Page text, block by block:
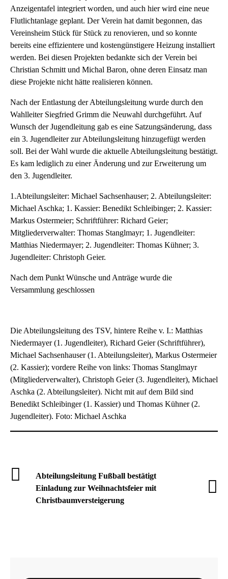
Anzeigentafel integriert worden, und auch hier wird eine neue
Flutlichtanlage geplant. Der Verein hat damit begonnen, das
Vereinsheim Stück für Stück zu renovieren, und so konnte
bereits eine effizientere und kostengünstigere Heizung installiert
werden. Bei diesen Projekten bedankte sich der Verein bei
Christian Schmitt und Michal Baron, ohne deren Einsatz man
diese Projekte nicht hätte realisieren können.
Nach der Entlastung der Abteilungsleitung wurde durch den
Wahlleiter Siegfried Grimm die Neuwahl durchgeführt. Auf
Wunsch der Jugendleitung gab es eine Satzungsänderung, dass
ein 3. Jugendleiter zur Abteilungsleitung hinzugefügt werden
soll. Bei der Wahl wurde die aktuelle Abteilungsleitung bestätigt.
Es kam lediglich zu einer Änderung und zur Erweiterung um
den 3. Jugendleiter.
1.Abteilungsleiter: Michael Sachsenhauser; 2. Abteilungsleiter:
Michael Aschka; 1. Kassier: Benedikt Schleibinger; 2. Kassier:
Markus Ostermeier; Schriftführer: Richard Geier;
Mitgliederverwalter: Thomas Stanglmayr; 1. Jugendleiter:
Matthias Niedermayer; 2. Jugendleiter: Thomas Kühner; 3.
Jugendleiter: Christoph Geier.
Nach dem Punkt Wünsche und Anträge wurde die
Versammlung geschlossen
Die Abteilungsleitung des TSV, hintere Reihe v. I.: Matthias
Niedermayer (1. Jugendleiter), Richard Geier (Schriftführer),
Michael Sachsenhauser (1. Abteilungsleiter), Markus Ostermeier
(2. Kassier); vordere Reihe von links: Thomas Stanglmayr
(Mitgliederverwalter), Christoph Geier (3. Jugendleiter), Michael
Aschka (2. Abteilungsleiter). Nicht mit auf dem Bild sind
Benedikt Schleibinger (1. Kassier) und Thomas Kühner (2.
Jugendleiter). Foto: Michael Aschka
Abteilungsleitung Fußball bestätigt
Einladung zur Weihnachtsfeier mit
Christbaumversteigerung